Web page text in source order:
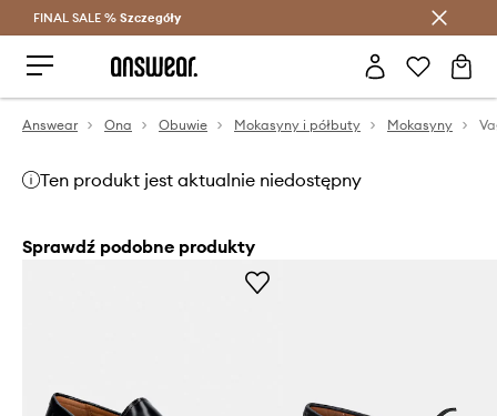
Oszczędzaj z Answear Club >
FINAL SALE % Szczegóły
Answear Ona Obuwie Mokasyny i półbuty Mokasyny
Ten produkt jest aktualnie niedostępny
Sprawdź podobne produkty